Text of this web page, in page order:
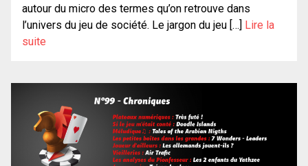
autour du micro des termes qu’on retrouve dans
l’univers du jeu de société. Le jargon du jeu […] Lire la
suite